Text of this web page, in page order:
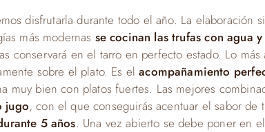
disfrutarla durante todo el año. La elaboración
más modernas se cocinan las trufas con agua
conservará en el tarro en perfecto estado. Lo
sobre el plato. Es elacompañamiento
bien con platos fuertes. Las mejores
jugo, con el que conseguirás acentuar el sabor de
5 años. Una vez abierto se debe poner en